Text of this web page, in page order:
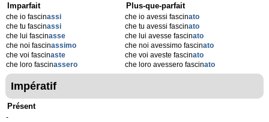
Imparfait
che io fascinassi
che tu fascinassi
che lui fascinasse
che noi fascinassimo
che voi fascinaste
che loro fascinassero
Plus-que-parfait
che io avessi fascinato
che tu avessi fascinato
che lui avesse fascinato
che noi avessimo fascinato
che voi aveste fascinato
che loro avessero fascinato
Impératif
Présent
-